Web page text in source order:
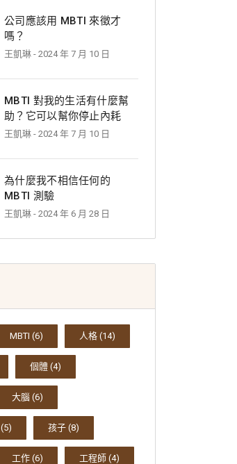
公司應該用 MBTI 來徵才
嗎？
王凱琳 - 2024 年 7 月 10 日
MBTI 對我的生活有什麼幫
助？它可以幫你停止內耗
王凱琳 - 2024 年 7 月 10 日
為什麼我不相信任何的
MBTI 測驗
王凱琳 - 2024 年 6 月 28 日
MBTI (6) 人格 (14)
個體 (4)
大腦 (6)
(5) 孩子 (8)
工作 (6) 工程師 (4)